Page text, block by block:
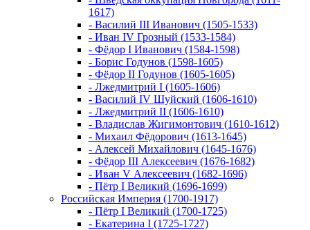
1617)
- Василий III Иванович (1505-1533)
- Иван IV Грозный (1533-1584)
- Фёдор I Иванович (1584-1598)
- Борис Годунов (1598-1605)
- Фёдор II Годунов (1605-1605)
- Лжедмитрий I (1605-1606)
- Василий IV Шуйский (1606-1610)
- Лжедмитрий II (1606-1610)
- Владислав Жигимонтович (1610-1612)
- Михаил Фёдорович (1613-1645)
- Алексей Михайлович (1645-1676)
- Фёдор III Алексеевич (1676-1682)
- Иван V Алексеевич (1682-1696)
- Пётр I Великий (1696-1699)
Российская Империя (1700-1917)
- Пётр I Великий (1700-1725)
- Екатерина I (1725-1727)